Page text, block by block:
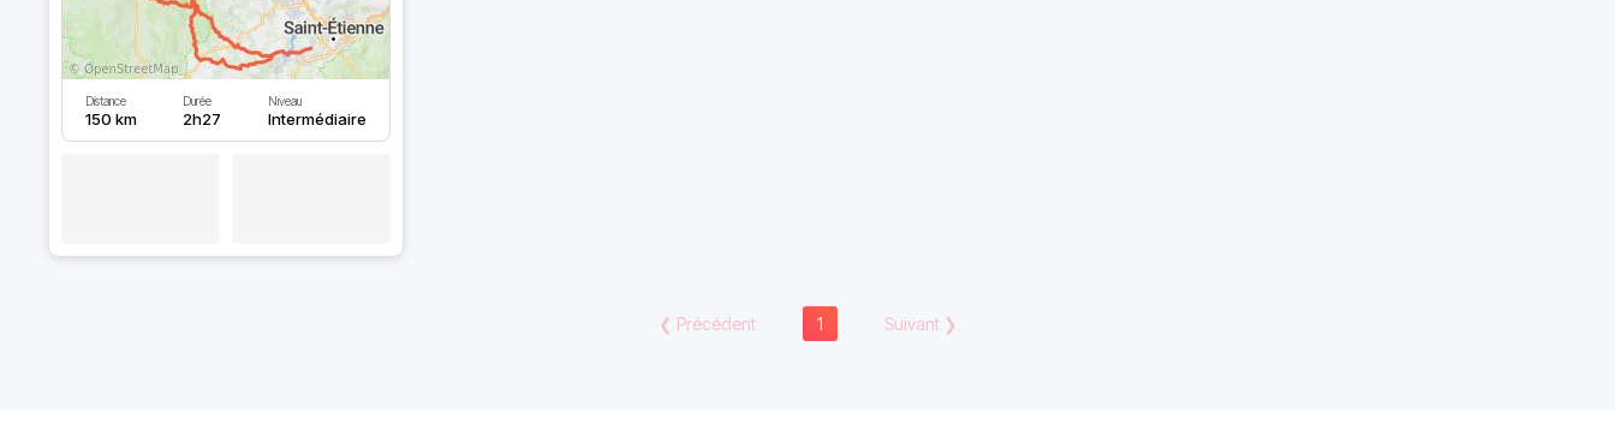
Distance
150 km
Durée
2h27
Niveau
Intermédiaire
❮ Précédent 1 Suivant❯